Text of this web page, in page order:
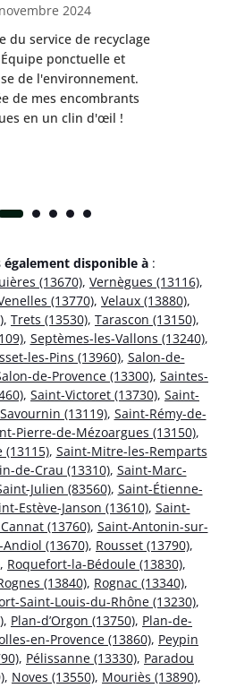
2024
du service de recyclage
ponctuelle et
de l'environnement.
de mes encombrants
en un clin d'œil !
également disponible à :
(13670), Vernègues (13116),
(13770), Velaux (13880),
, Trets (13530), Tarascon (13150),
, Septèmes-les-Vallons (13240),
les-Pins (13960), Salon-de-
de-Provence (13300), Saintes-
, Saint-Victoret (13730), Saint-
(13119), Saint-Rémy-de-
Pierre-de-Mézoargues (13150),
(13115), Saint-Mitre-les-Remparts
de-Crau (13310), Saint-Marc-
Julien (83560), Saint-Étienne-
Estève-Janson (13610), Saint-
(13760), Saint-Antonin-sur-
(13670), Rousset (13790),
, Roquefort-la-Bédoule (13830),
(13840), Rognac (13340),
Saint-Louis-du-Rhône (13230),
, Plan-d’Orgon (13750), Plan-de-
en-Provence (13860), Peypin
, Pélissanne (13330), Paradou
, Noves (13550), Mouriès (13890),